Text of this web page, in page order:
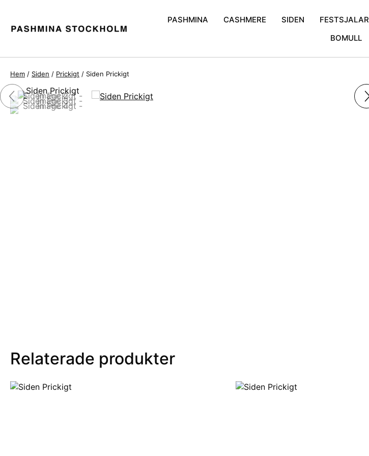
PASHMINA CASHMERE SIDEN FESTSJALAR
Bröllopssjalar
BOMULL
Hem / Siden / Prickigt / Siden Prickigt
Relaterade produkter